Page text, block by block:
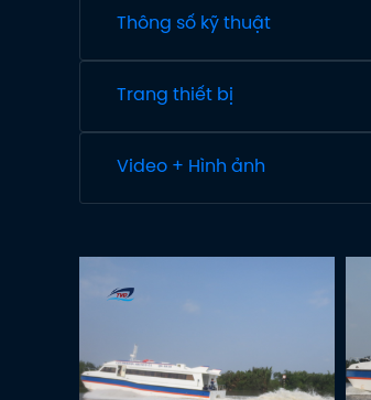
Thông số kỹ thuật
Trang thiết bị
Video + Hình ảnh